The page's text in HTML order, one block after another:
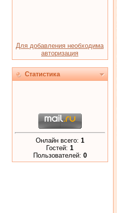
Для добавления необходима
авторизация
Статистика
Онлайн всего: 1
Гостей: 1
Пользователей: 0